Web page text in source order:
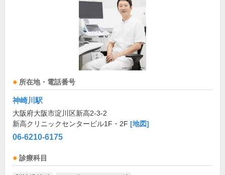
所在地・電話番号
神崎川駅
大阪府大阪市淀川区新高2-3-2
新高クリニックセンタービル1F・2F [地図]
06-6210-6175
診療科目